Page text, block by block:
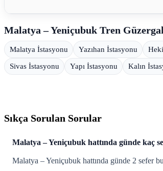
Malatya – Yeniçubuk Tren
Malatya İstasyonu Yazıhan İstasyonu
Sivas İstasyonu Yapı İstasyonu Kalın
Sıkça Sorulan Sorular
Malatya – Yeniçubuk hattında günde kaç
Malatya – Yeniçubuk hattında günde 2 sefer